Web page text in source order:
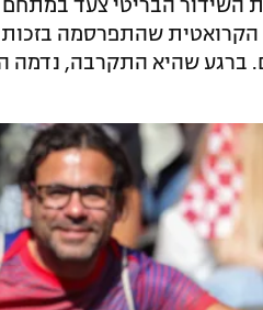
ברגע שהיא התקרבה, נדמה